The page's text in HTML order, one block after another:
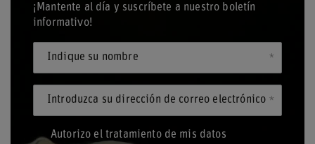
¡Mantente al día y suscríbete a nuestro boletín
informativo!
Indique su nombre
Introduzca su dirección de correo electrónico
Autorizo el tratamiento de mis datos